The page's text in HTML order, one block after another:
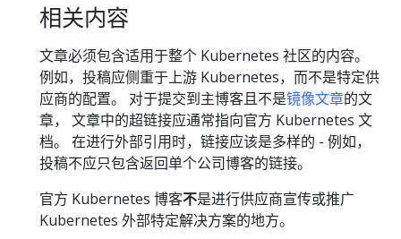
相关内容
文章必须包含适用于整个 Kubernetes 社区的内容。
例如，投稿应侧重于上游 Kubernetes，而不是特定供
应商的配置。 对于提交到主博客且不是镜像文章的文
章， 文章中的超链接应通常指向官方 Kubernetes 文
档。 在进行外部引用时，链接应该是多样的 - 例如，
投稿不应只包含返回单个公司博客的链接。
官方 Kubernetes 博客不是进行供应商宣传或推广
Kubernetes 外部特定解决方案的地方。